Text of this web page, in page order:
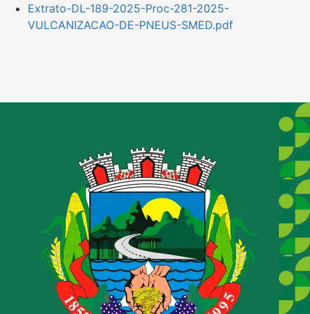
Extrato-DL-189-2025-Proc-281-2025-
VULCANIZACAO-DE-PNEUS-SMED.pdf